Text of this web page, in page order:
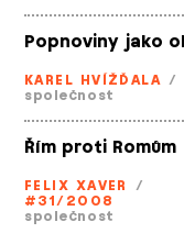
Popnoviny jako
KAREL HVÍŽĎALA /
společnost
Řím proti Romům
FELIX XAVER
/
#31/2008
společnost